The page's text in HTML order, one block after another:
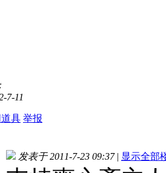
7-11
具 举报
发表于 2011-7-23 09:37 | 显示全部